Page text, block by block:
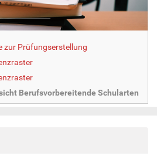
zur Prüfungserstellung
Berufsvorbereitende Schularten